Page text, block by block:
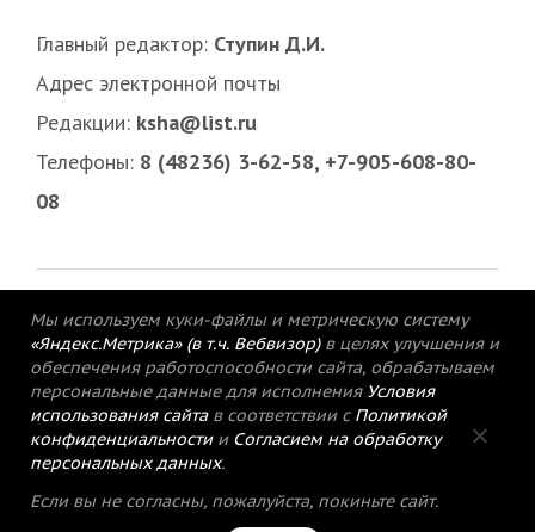
Главный редактор: Ступин Д.И.
Адрес электронной почты
Редакции: ksha@list.ru
Телефоны: 8 (48236) 3-62-58, +7-905-608-80-
08
© 2015-2021 Редакция газеты «Кимрский
вестник».
Мы используем куки-файлы и метрическую систему
«Яндекс.Метрика» (в т.ч. Вебвизор) в целях улучшения и
обеспечения работоспособности сайта, обрабатываем
персональные данные для исполнения Условия
использования сайтав соответствии с Политикой
конфиденциальностии Согласием на обработку
персональных данных.
Если вы не согласны, пожалуйста, покиньте сайт.